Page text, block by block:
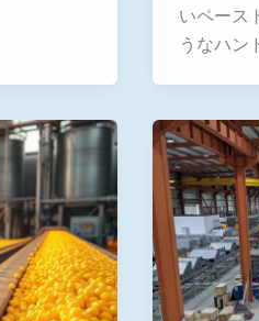
いペース
うなハン